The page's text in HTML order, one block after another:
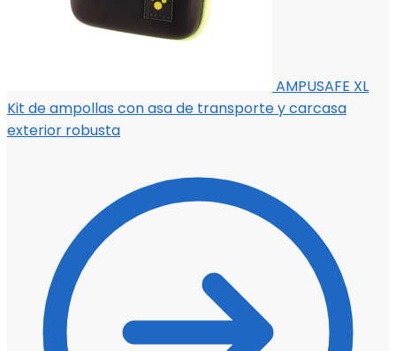
AMPUSAFE XL
Kit de ampollas con asa de transporte y carcasa
exterior robusta